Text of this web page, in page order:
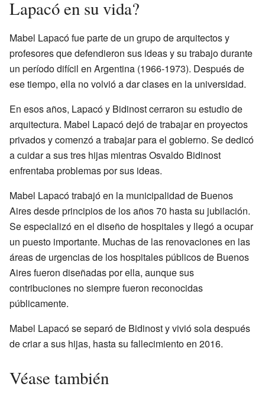
Lapacó en su vida?
Mabel Lapacó fue parte de un grupo de arquitectos y
profesores que defendieron sus ideas y su trabajo durante
un período difícil en Argentina (1966-1973). Después de
ese tiempo, ella no volvió a dar clases en la universidad.
En esos años, Lapacó y Bidinost cerraron su estudio de
arquitectura. Mabel Lapacó dejó de trabajar en proyectos
privados y comenzó a trabajar para el gobierno. Se dedicó
a cuidar a sus tres hijas mientras Osvaldo Bidinost
enfrentaba problemas por sus ideas.
Mabel Lapacó trabajó en la municipalidad de Buenos
Aires desde principios de los años 70 hasta su jubilación.
Se especializó en el diseño de hospitales y llegó a ocupar
un puesto importante. Muchas de las renovaciones en las
áreas de urgencias de los hospitales públicos de Buenos
Aires fueron diseñadas por ella, aunque sus
contribuciones no siempre fueron reconocidas
públicamente.
Mabel Lapacó se separó de Bidinost y vivió sola después
de criar a sus hijas, hasta su fallecimiento en 2016.
Véase también